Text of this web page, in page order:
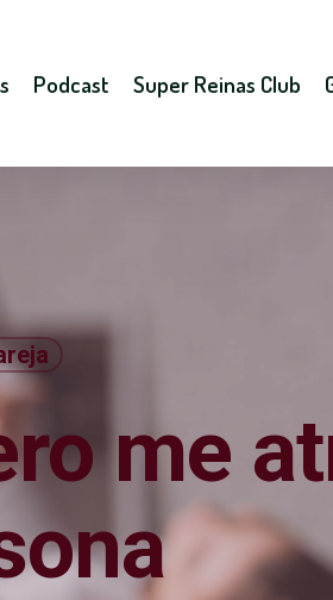
Podcast Super Reinas Club
me